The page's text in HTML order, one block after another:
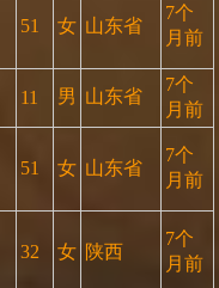
51 女 山东省
7个
月前
11 男 山东省
7个
月前
51 女 山东省
7个
月前
32 女 陕西
7个
月前